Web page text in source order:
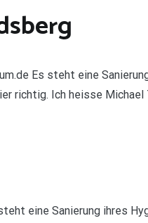
Es steht eine
richtig. Ich heisse
eine Sanierung ihres